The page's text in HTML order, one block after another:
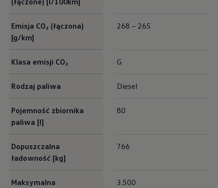
Emisja CO₂ (łączona)
[g/km]
268 – 265
Klasa emisji CO₂ G
Rodzaj paliwa Diesel
Pojemność zbiornika
paliwa [l]
80
Dopuszczalna
ładowność [kg]
766
Maksymalna
3.500